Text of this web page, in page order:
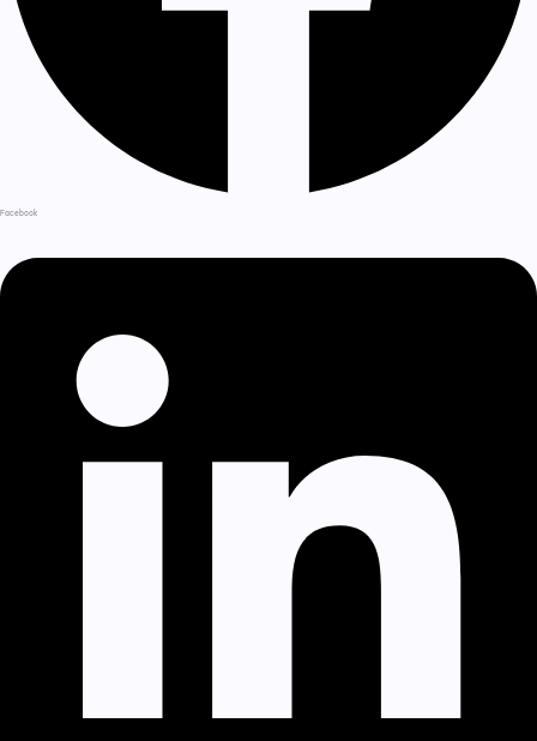
Facebook